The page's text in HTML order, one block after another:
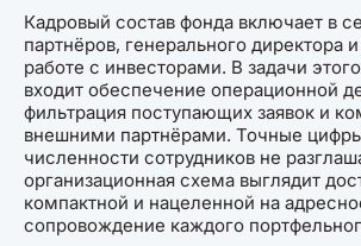
Кадровый состав фонда включает в
партнёров, генерального директора
работе с инвесторами. В задачи
входит обеспечение операционной
фильтрация поступающих заявок и
внешними партнёрами. Точные
численности сотрудников не
организационная схема выглядит
компактной и нацеленной на
сопровождение каждого